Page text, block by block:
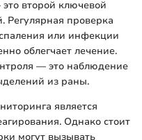
второй ключевой
Регулярная проверка
или инфекции
облегчает лечение.
— это наблюдение
из раны.
является
Однако стоит
могут вызывать